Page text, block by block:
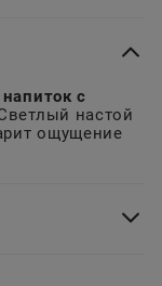
с
настой
ощущение